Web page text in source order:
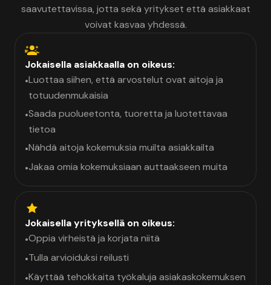
saavutettavissa, jotta sekä yritykset että asiakkaat
voivat kasvaa yhdessä.
Jokaisella asiakkaalla on oikeus:
•Luottaa siihen, että arvostelut ovat aitoja ja
totuudenmukaisia
•Saada puolueetonta, tuoretta ja luotettavaa
tietoa
•Nähdä aitoja kokemuksia muilta asiakkailta
•Jakaa omia kokemuksiaan auttaakseen muita
Jokaisella yrityksellä on oikeus:
•Oppia virheistä ja korjata niitä
•Tulla arvioiduksi reilusti
•Käyttää tehokkaita työkaluja asiakaskokemuksen